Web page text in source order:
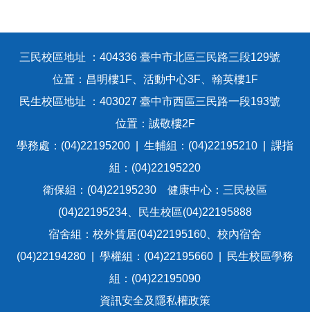
三民校區地址 ：404336 臺中市北區三民路三段129號
位置：昌明樓1F、活動中心3F、翰英樓1F
民生校區地址 ：403027 臺中市西區三民路一段193號
位置：誠敬樓2F
學務處：(04)22195200 | 生輔組：(04)22195210 | 課指
組：(04)22195220
衛保組：(04)22195230 健康中心：三民校區
(04)22195234、民生校區(04)22195888
宿舍組：校外賃居(04)22195160、校內宿舍
(04)22194280 | 學權組：(04)22195660 | 民生校區學務
組：(04)22195090
資訊安全及隱私權政策